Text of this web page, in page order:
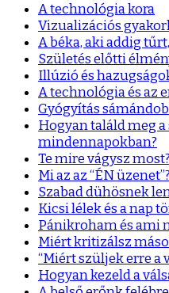
A technológia kora
Vizualizációs
A béka, aki addig
Születés előtti
Illúzió és
A technológia és az
Gyógyítás
Hogyan találd meg
mindennapokban?
Te mire vágysz most?
Mi az az “ÉN üzenet”?
Szabad dühösnek
Kicsi lélek és a nap
Pánikroham és ami
Miért kritizálsz
“Miért szüljek erre a
Hogyan kezeld a